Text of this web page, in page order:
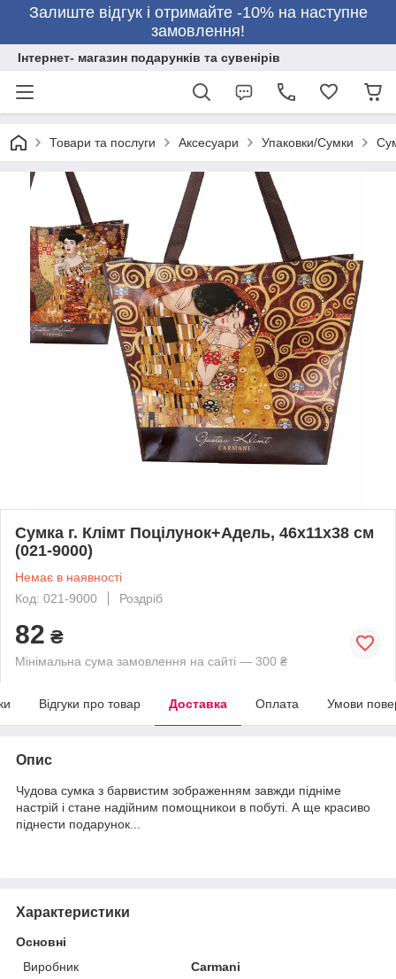
Залиште відгук і отримайте -10% на наступне
замовлення!
Інтернет- магазин подарунків та сувенірів
Товари та послуги Аксесуари Упаковки/Сумки
Сумка г. Клімт Поцілунок+Адель, 46х11х38 см
(021-9000)
Немає в наявності
Код: 021-9000
Роздріб
82 ₴
Мінімальна сума замовлення на сайті — 300 ₴
Відгуки про товар Доставка Оплата Умови
Опис
Чудова сумка з барвистим зображенням завжди підніме
настрій і стане надійним помощникои в побуті. А ще красиво
піднести подарунок...
Характеристики
Основні
Виробник
Carmani